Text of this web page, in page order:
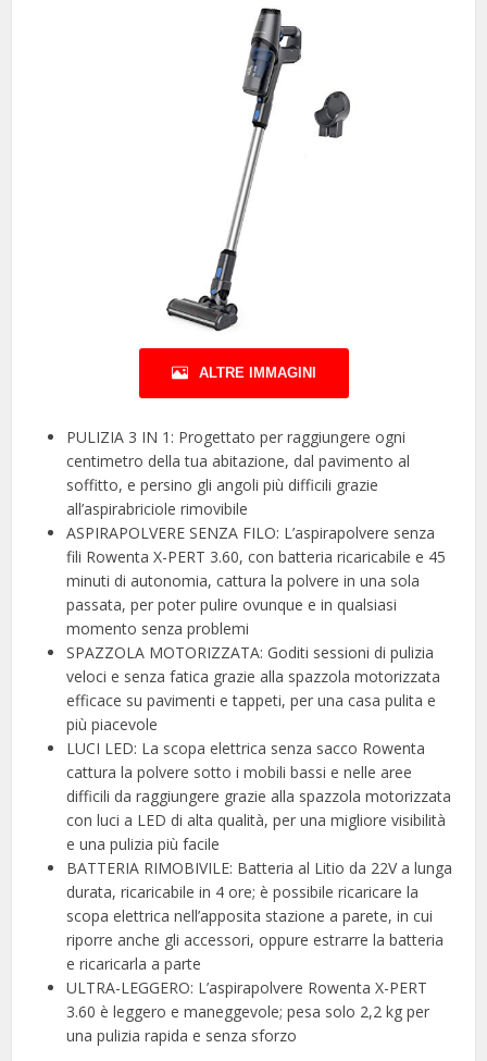
ALTRE IMMAGINI
PULIZIA 3 IN 1: Progettato per raggiungere ogni
centimetro della tua abitazione, dal pavimento al
soffitto, e persino gli angoli più difficili grazie
all’aspirabriciole rimovibile
ASPIRAPOLVERE SENZA FILO: L’aspirapolvere senza
fili Rowenta X-PERT 3.60, con batteria ricaricabile e 45
minuti di autonomia, cattura la polvere in una sola
passata, per poter pulire ovunque e in qualsiasi
momento senza problemi
SPAZZOLA MOTORIZZATA: Goditi sessioni di pulizia
veloci e senza fatica grazie alla spazzola motorizzata
efficace su pavimenti e tappeti, per una casa pulita e
più piacevole
LUCI LED: La scopa elettrica senza sacco Rowenta
cattura la polvere sotto i mobili bassi e nelle aree
difficili da raggiungere grazie alla spazzola motorizzata
con luci a LED di alta qualità, per una migliore visibilità
e una pulizia più facile
BATTERIA RIMOBIVILE: Batteria al Litio da 22V a lunga
durata, ricaricabile in 4 ore; è possibile ricaricare la
scopa elettrica nell’apposita stazione a parete, in cui
riporre anche gli accessori, oppure estrarre la batteria
e ricaricarla a parte
ULTRA-LEGGERO: L’aspirapolvere Rowenta X-PERT
3.60 è leggero e maneggevole; pesa solo 2,2 kg per
una pulizia rapida e senza sforzo